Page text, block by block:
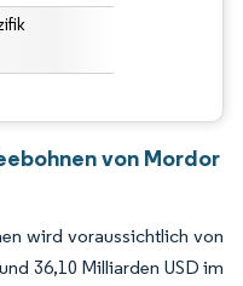
von Mordor
wird voraussichtlich von
36,10 Milliarden USD im